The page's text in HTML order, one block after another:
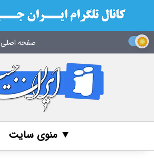
صفحه اصلی
▼ منوی سایت